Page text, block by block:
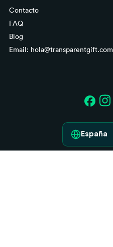
Contacto
FAQ
Blog
Email: hola@transparentgift.com
España